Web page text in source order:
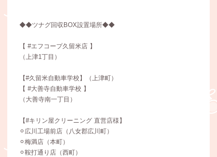
◆◆ツナグ回収BOX設置場所◆◆
【 #エフコープ久留米店 】
（上津1丁目）
【#久留米自動車学校】（上津町）
【 #大善寺自動車学校 】
（大善寺南一丁目）
【#キリン屋クリーニング 直営店様】
⚪︎広川工場前店（八女郡広川町）
⚪︎梅満店（本町）
⚪︎鞍打通り店（西町）